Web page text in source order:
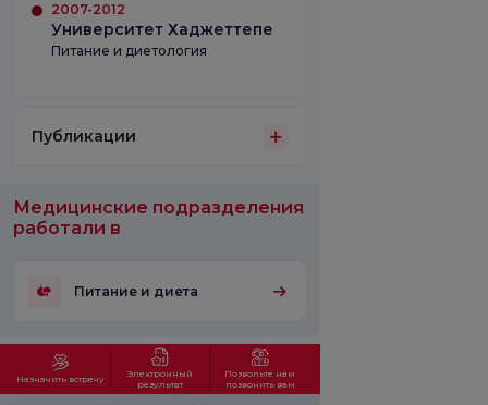
2007-2012
Университет Хаджеттепе
Питание и диетология
Публикации
Медицинские подразделения
работали в
Питание и диета
Назначить встречу
Электронный
результат
Позвольте нам
позвонить вам